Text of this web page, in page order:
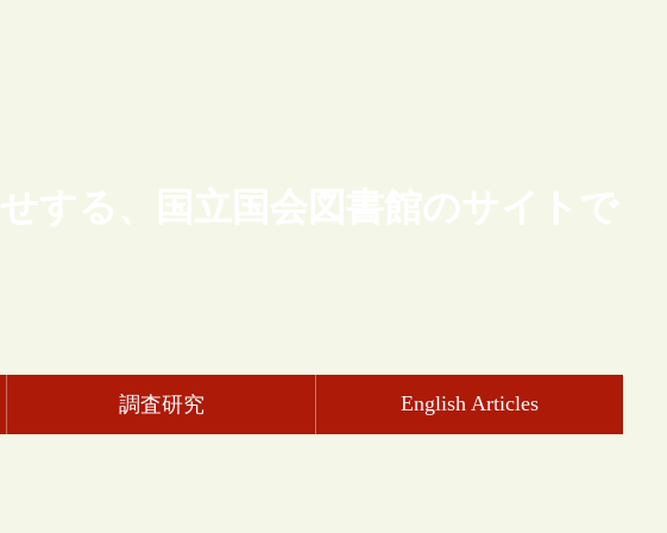
する、国立国会図書館のサイトで
調査研究 English Articles